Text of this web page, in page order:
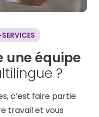
une équipe
?
c’est faire partie
travail et vous